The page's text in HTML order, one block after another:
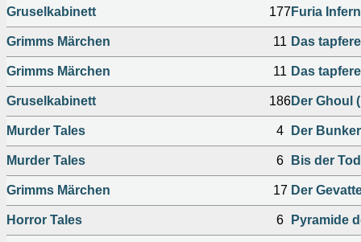
Gruselkabinett 177 Furia
Grimms Märchen 11 Das
Grimms Märchen 11 Das
Gruselkabinett 186Der Ghoul
Murder Tales 4 Der Bunker
Murder Tales 6 Bis der
Grimms Märchen 17 Der
Horror Tales 6 Pyramide